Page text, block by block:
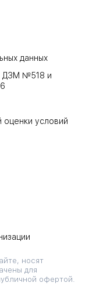
данных
ДЗМ №518 и
оценки условий
носят
для
офертой.